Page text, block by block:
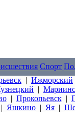
Спорт
| Ижморский
|
| Прокопьевск|
| Яшкино | Яя |